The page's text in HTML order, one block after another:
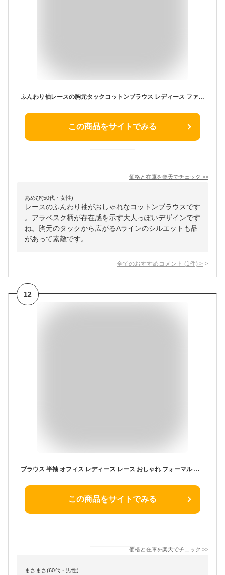
ふんわり袖レースの胸元タックコットンブラウス レディース ファッション トップス ブラウス シャツ 白 ホワイト 7分袖 大人可愛い 40代 レディースファッション 50代女性 ファッション 60代 ミセスファッション サワアラモード sawaalamode otona
この商品をサイトでみる
価格と在庫を楽天でチェック >>
あめぴ(50代・女性)
レースのふんわり袖がおしゃれなコットンブラウスです
。アラベスク柄が存在感を示す大人っぽいデザインです
ね。胸元のタックから広がるAラインのシルエットも品
があって素敵です。
全てのおすすめコメント (1 件) >
12
ブラウス 半袖 オフィス レディース レース おしゃれ フォーマル 大きいサイズ トップス Tシャツ レースブラウス 丸襟 カジュアル 洗える 袖あり ギフト 上品 シワになりにくい シャツ セレモニー 春 夏 OL 通勤 ママ 母の日 送料無料
この商品をサイトでみる
価格と在庫を楽天でチェック >>
まさまさ(60代・男性)